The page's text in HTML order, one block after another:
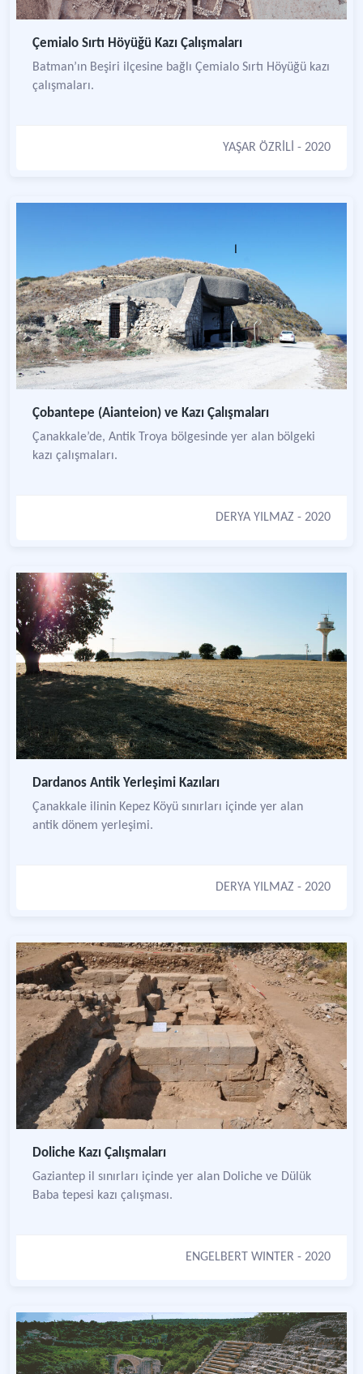
Çemialo Sırtı Höyüğü Kazı Çalışmaları
Batman’ın Beşiri ilçesine bağlı Çemialo Sırtı Höyüğü kazı
çalışmaları.
YAŞAR ÖZRİLİ - 2020
Çobantepe (Aianteion) ve Kazı Çalışmaları
Çanakkale’de, Antik Troya bölgesinde yer alan bölgeki
kazı çalışmaları.
DERYA YILMAZ - 2020
Dardanos Antik Yerleşimi Kazıları
Çanakkale ilinin Kepez Köyü sınırları içinde yer alan
antik dönem yerleşimi.
DERYA YILMAZ - 2020
Doliche Kazı Çalışmaları
Gaziantep il sınırları içinde yer alan Doliche ve Dülük
Baba tepesi kazı çalışması.
ENGELBERT WINTER - 2020